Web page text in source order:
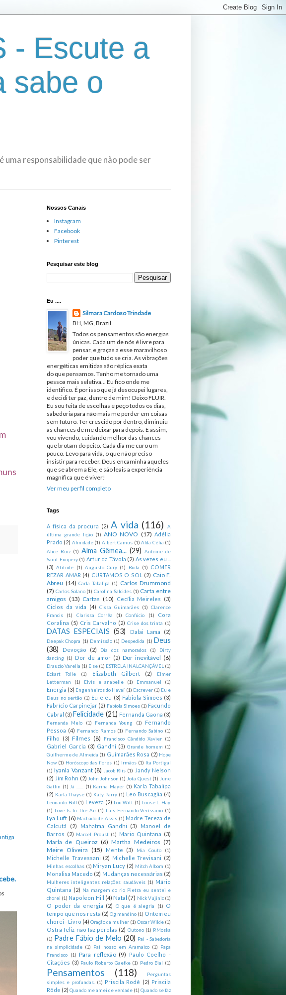
- Escute a
sabe o
uma responsabilidade que não pode ser
Nossos Canais
Instagram
Facebook
Pinterest
Pesquisar este blog
Eu ....
Silmara Cardoso Trindade
BH, MG, Brazil
Todos os pensamentos são energias
únicas. Cada um de nós é livre para
pensar, e graças a esse maravilhoso
poder que tudo se cria. As vibrações
energéticas emitidas são réplica exata
do que pensamos. Tenho me tornado uma
pessoa mais seletiva... Eu fico onde me
identifico. É por isso que já desocupei lugares,
e decidi ter paz, dentro de mim! Deixo FLUIR.
Eu sou feita de escolhas e peço todos os dias,
sabedoria para não mais me perder em coisas
sem futuro. Ter crescido por dentro, diminuiu
as chances de me deixar para depois. E assim,
vou vivendo, cuidando melhor das chances
que brotam do peito. Cada dia me curo um
pouco. Levo para vida, o que não preciso
insistir para receber. Deus encaminha aqueles
que se abrem a Ele, e são leais a experiência
magnífica que é viver!
Ver meu perfil completo
Tags
A física da procura (2) A vida (116)
A
última grande lição (1) ANO NOVO (17) Adélia
Prado (2) Afinidade (1) Albert Camus (1) Alda Célia (1)
Alice Ruiz (1) Alma Gêmea... (29)
Antoine de
Saint-Exupery (1) Artur da Távola (2) As vezes eu ...
(3) Atitude (1) Augusto Cury (1) Buda (1)
COMER
REZAR AMAR (4) CURTAMOS O SOL (2) Caio F.
Abreu (14) Carla Tabalipa (1)
Carlos Drummond
(7) Carlos Solano (1) Carolina Salcides (1) Carta entre
amigos (13) Cartas (10) Cecília Meireles
(3)
Ciclos da vida
(4) Cissa Guimarães (1)
Clarence
Francis
(1) Clarissa Corrêa (1) Confúcio (1)
Cora
Coralina (5) Cris Carvalho (2) Crise dos trinta (1)
DATAS ESPECIAIS (53) Dalai Lama (2)
Deepak Chopra (1) Demissão (1) Despedida (1) Deus
(38)
Devoção (2) Dia dos namorados (1)
Dirty
dancing (1) Dor de amor (2) Dor inevitável (6)
Drauzio Varella (1) E se (1) ESTRELA INALCANÇÁVEL (1)
Eckart Tolle
(1) Elizabeth Gilbert (2)
Elmer
Letterman
(1) Elvis e anabelle (1) Emmanuel (1)
Energia (3) Engenheiros do Havaí (1) Escrever (1) Eu e
Deus no sertão (1) Eu e eu (3) Fabiola Simões (3)
Fabrício Carpinejar (2) Fabíola Simoes (1) Facundo
Cabral (3) Felicidade (21) Fernanda Gaona (3)
Fernanda Melo (1) Fernanda Young (1)
Fernando
Pessoa (4) Fernando Ramos (1) Fernando Sabino (1)
Filho (3) Filmes (8) Francisco Cândido Xavier (1)
Gabriel Garcia (3) Gandhi (3) Grande homem (1)
Guilherme de Almeida (1) Guimarães Rosa (2) Hope
Now (1) Horóscopo das flores (1) Irmãos (1)
Ita Portigal
(1) Iyanla Vanzant (8) Jacob Riis (1)
Jandy Nelson
(2) Jim Rohn (2) John Johnson (1) Jota Quest (1) June
Gatlin (1) Já ....... (1) Karina Mayer (1) Karla Tabalipa
(2) Karla Thayse (1) Katy Parry (1) Leo Buscaglia (4)
Leonardo Boff (1) Leveza (2) Lou Witt (1) Louse L. Hay.
(1)
Love Is In The Air (1) Luis Fernando Veríssimo (1)
Lya Luft (6) Machado de Assis (1) Madre Tereza de
Calcutá
(2) Mahatma Gandhi (3)
Manoel de
Barros (2) Marcel Proust (1) Mario Quintana (3)
Marla de Queiroz (6) Martha Medeiros (7)
Meire Oliveira (15) Mente (3) Mia Couto (1)
Michelle Travessani (2) Michelle Trevisani (2)
Minhas escolhas (1) Miryan Lucy (2) Mitch Albom (1)
Monalisa Macedo (2) Mudanças necessárias (2)
Mulheres inteligentes relações saudáveis (1) Mário
Quintana (2)
Na margem do rio Pietra eu sentei e
chorei (1) Napoleon Hill (4) Natal (7) Nick Vujinic (1)
O poder da energia (2) O que é alegria (1)
O
tempo que nos resta (2) Og mandino (1) Ontem eu
chorei - Livro (4) Oração da mulher (1) Oscar Wilde (1)
Ostra feliz não faz pérolas (2) Outono (1) P.Moska
(1) Padre Fábio de Melo (20)
Pai - Sabedoria
na simplicidade (1) Pai nosso em Aramaico (1)
Papa
Francisco
(1) Para reflexão (9)
Paulo Coelho -
Citações (3) Paulo Roberto Gaefke (1) Pedro Bial (1)
Pensamentos (118)
Perguntas
simples e profundas. (1) Priscila Rodê (2) Priscila
Rôde (2) Quando me amei de verdade (1) Quando se faz